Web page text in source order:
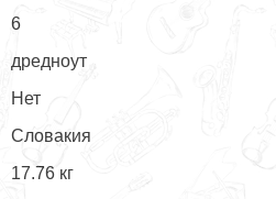
6
дредноут
Нет
Словакия
17.76 кг